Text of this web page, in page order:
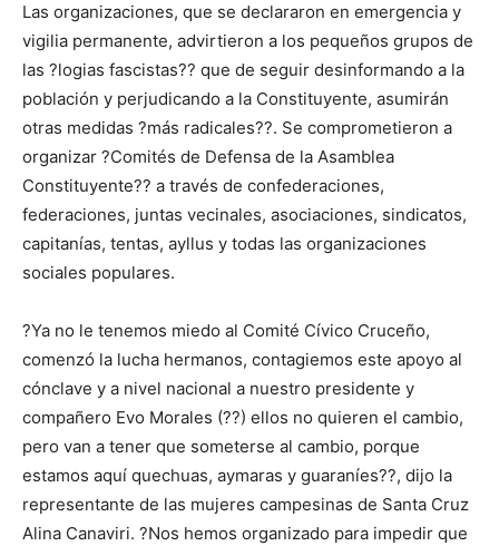
Las organizaciones, que se declararon en emergencia y
vigilia permanente, advirtieron a los pequeños grupos de
las ?logias fascistas?? que de seguir desinformando a la
población y perjudicando a la Constituyente, asumirán
otras medidas ?más radicales??. Se comprometieron a
organizar ?Comités de Defensa de la Asamblea
Constituyente?? a través de confederaciones,
federaciones, juntas vecinales, asociaciones, sindicatos,
capitanías, tentas, ayllus y todas las organizaciones
sociales populares.
?Ya no le tenemos miedo al Comité Cívico Cruceño,
comenzó la lucha hermanos, contagiemos este apoyo al
cónclave y a nivel nacional a nuestro presidente y
compañero Evo Morales (??) ellos no quieren el cambio,
pero van a tener que someterse al cambio, porque
estamos aquí quechuas, aymaras y guaraníes??, dijo la
representante de las mujeres campesinas de Santa Cruz
Alina Canaviri. ?Nos hemos organizado para impedir que